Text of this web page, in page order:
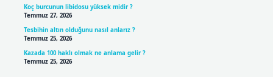
Koç burcunun libidosu yüksek midir ?
Temmuz 27, 2026
Tesbihin altın olduğunu nasıl anlarız ?
Temmuz 25, 2026
Kazada 100 haklı olmak ne anlama gelir ?
Temmuz 25, 2026